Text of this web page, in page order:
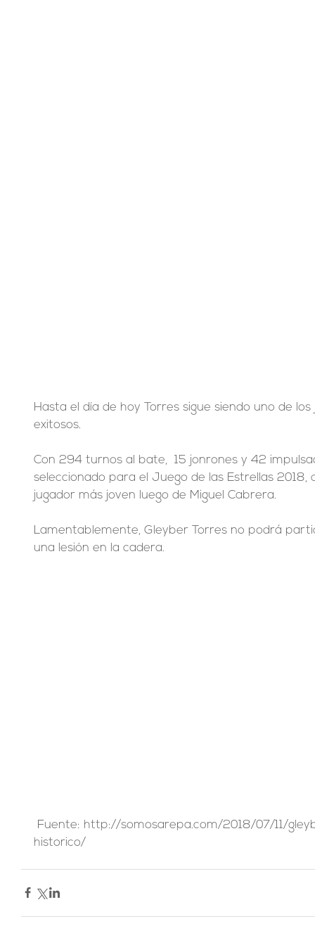
Hasta el día de hoy Torres sigue siendo uno de
exitosos.
Con 294 turnos al bate,  15 jonrones y 42
seleccionado para el Juego de las Estrellas
jugador más joven luego de Miguel Cabrera.
Lamentablemente, Gleyber Torres no podrá
una lesión en la cadera.
historico/